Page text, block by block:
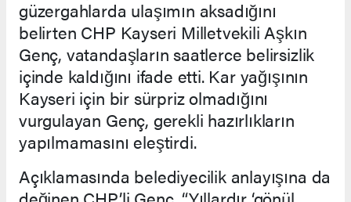
güzergahlarda ulaşımın aksadığını
belirten CHP Kayseri Milletvekili Aşkın
Genç, vatandaşların saatlerce belirsizlik
içinde kaldığını ifade etti. Kar yağışının
Kayseri için bir sürpriz olmadığını
vurgulayan Genç, gerekli hazırlıkların
yapılmamasını eleştirdi.
Açıklamasında belediyecilik anlayışına da